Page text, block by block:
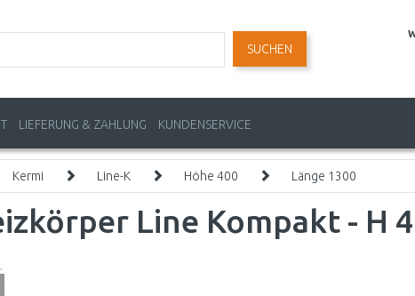
SUCHEN
LIEFERUNG & ZAHLUNG KUNDENSERVICE
Kermi Line-K Höhe 400 Länge 1300
Line Kompakt - H